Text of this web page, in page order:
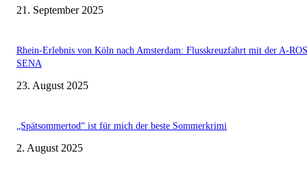
21. September 2025
Rhein-Erlebnis von Köln nach Amsterdam: Flusskreuzfahrt mit der A-
SENA
23. August 2025
„Spätsommertod“ ist für mich der beste Sommerkrimi
2. August 2025